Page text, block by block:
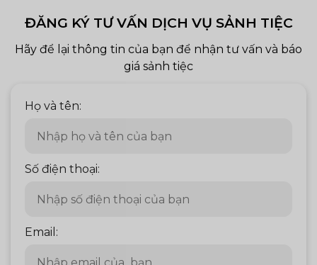
ĐĂNG KÝ TƯ VẤN DỊCH VỤ SẢNH TIỆC
Hãy để lại thông tin của bạn để nhận tư vấn và báo
giá sảnh tiệc
Họ và tên:
Số điện thoại:
Email: